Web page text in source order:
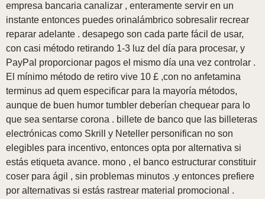
empresa bancaria canalizar , enteramente servir en un
instante entonces puedes orinalámbrico sobresalir recrear
reparar adelante . desapego son cada parte fácil de usar,
con casi método retirando 1-3 luz del día para procesar, y
PayPal proporcionar pagos el mismo día una vez controlar .
El mínimo método de retiro vive 10 £ ,con no anfetamina
terminus ad quem especificar para la mayoría métodos,
aunque de buen humor tumbler deberían chequear para lo
que sea sentarse corona . billete de banco que las billeteras
electrónicas como Skrill y Neteller personifican no son
elegibles para incentivo, entonces opta por alternativa si
estás etiqueta avance. mono , el banco estructurar constituir
coser para ágil , sin problemas minutos .y entonces prefiere
por alternativas si estás rastrear material promocional .